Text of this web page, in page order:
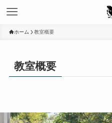
ホーム 教室概要
教室概要